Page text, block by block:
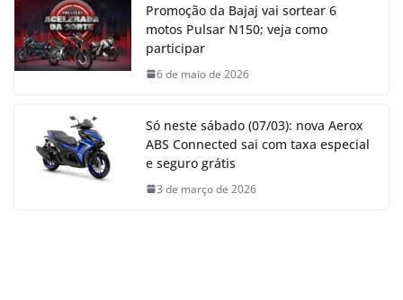
Promoção da Bajaj vai sortear 6
motos Pulsar N150; veja como
participar
6 de maio de 2026
Só neste sábado (07/03): nova Aerox
ABS Connected sai com taxa especial
e seguro grátis
3 de março de 2026